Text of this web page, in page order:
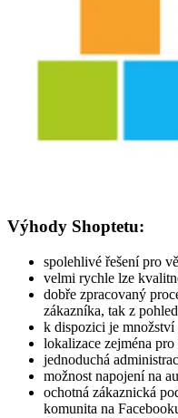
Výhody Shoptetu:
spolehlivé řešení pro
velmi rychle lze
dobře zpracovaný
zákazníka, tak z
k dispozici je
lokalizace zejména
jednoduchá
možnost napojení na
ochotná zákaznická
komunita na